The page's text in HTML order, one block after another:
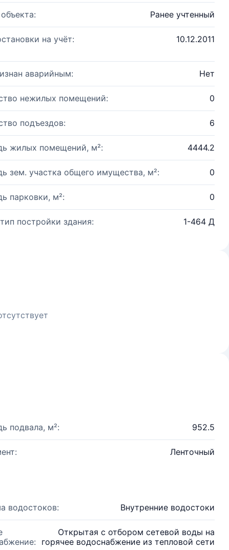
Ранее учтенный
на учёт: 10.12.2011
аварийным: Нет
нежилых помещений: 0
подъездов: 6
жилых помещений, м²: 4444.2
зем. участка общего имущества, м²: 0
парковки, м²: 0
постройки здания: 1-464 Д
подвала, м²: 952.5
Ленточный
водостоков: Внутренние водостоки
Открытая с отбором сетевой воды на
горячее водоснабжение из тепловой сети